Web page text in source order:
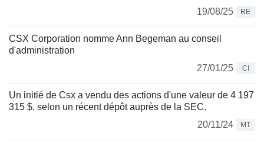
19/08/25
RE
CSX Corporation nomme Ann Begeman au conseil
d'administration
27/01/25
CI
Un initié de Csx a vendu des actions d'une valeur de 4 197
315 $, selon un récent dépôt auprès de la SEC.
20/11/24
MT